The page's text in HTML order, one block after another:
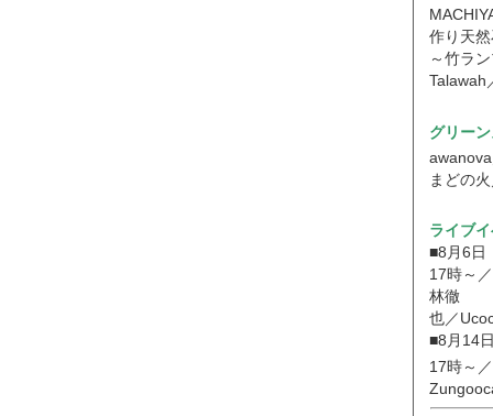
作り天
～竹ラ
Talawah
グリー
まどの
ライブ
■8月6日
17時～
林徹
也／
■8月14
17時～